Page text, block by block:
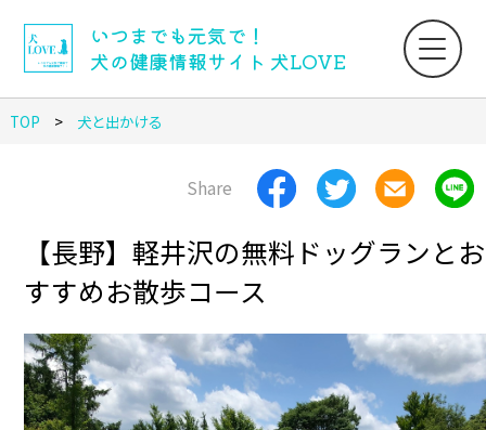
いつまでも元気で！
犬の健康情報サイト 犬LOVE
TOP 犬と出かける
Share
【長野】軽井沢の無料ドッグランとお
すすめお散歩コース